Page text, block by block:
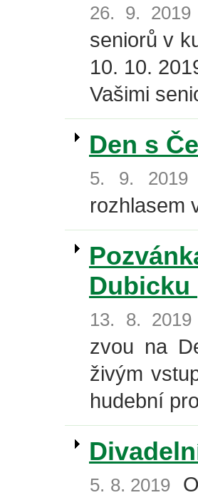
26. 9. 2019
seniorů v
10. 10.
Vašimi
Den s
5. 9. 2019
rozhlasem
Dubicku
13. 8. 2019
zvou na
živým
hudební
5. 8. 2019